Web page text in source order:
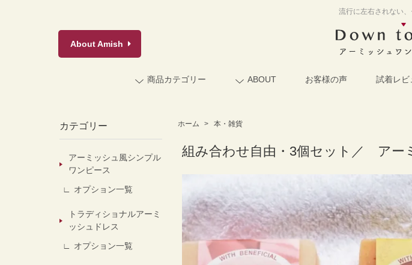
流行に左右されない
AboutAmish
商品カテゴリー ABOUT お客様の声 試着レビ
ホーム > 本・雑貨
組み合わせ自由・3個セット／ アー
カテゴリー
アーミッシュ風シンプル
ワンピース
オプション一覧
トラディショナルアーミ
ッシュドレス
オプション一覧